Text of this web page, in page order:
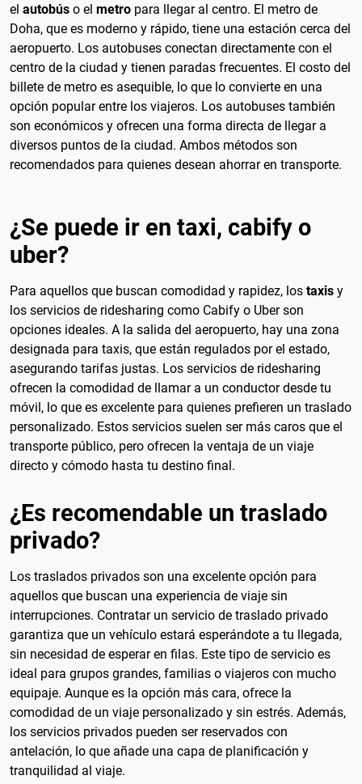
el autobús o el metro para llegar al centro. El metro de
Doha, que es moderno y rápido, tiene una estación cerca del
aeropuerto. Los autobuses conectan directamente con el
centro de la ciudad y tienen paradas frecuentes. El costo del
billete de metro es asequible, lo que lo convierte en una
opción popular entre los viajeros. Los autobuses también
son económicos y ofrecen una forma directa de llegar a
diversos puntos de la ciudad. Ambos métodos son
recomendados para quienes desean ahorrar en transporte.
¿Se puede ir en taxi, cabify o
uber?
Para aquellos que buscan comodidad y rapidez, los taxis y
los servicios de ridesharing como Cabify o Uber son
opciones ideales. A la salida del aeropuerto, hay una zona
designada para taxis, que están regulados por el estado,
asegurando tarifas justas. Los servicios de ridesharing
ofrecen la comodidad de llamar a un conductor desde tu
móvil, lo que es excelente para quienes prefieren un traslado
personalizado. Estos servicios suelen ser más caros que el
transporte público, pero ofrecen la ventaja de un viaje
directo y cómodo hasta tu destino final.
¿Es recomendable un traslado
privado?
Los traslados privados son una excelente opción para
aquellos que buscan una experiencia de viaje sin
interrupciones. Contratar un servicio de traslado privado
garantiza que un vehículo estará esperándote a tu llegada,
sin necesidad de esperar en filas. Este tipo de servicio es
ideal para grupos grandes, familias o viajeros con mucho
equipaje. Aunque es la opción más cara, ofrece la
comodidad de un viaje personalizado y sin estrés. Además,
los servicios privados pueden ser reservados con
antelación, lo que añade una capa de planificación y
tranquilidad al viaje.